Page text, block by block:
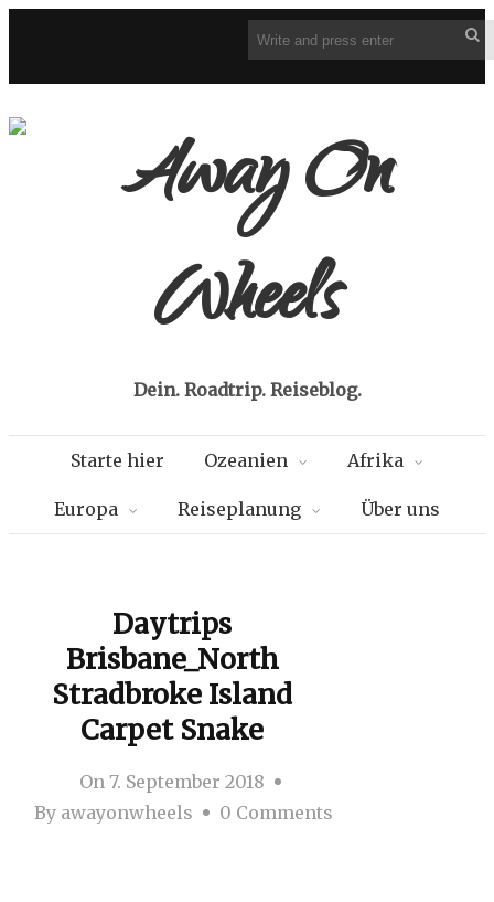
Dein. Roadtrip. Reiseblog.
Starte hier Ozeanien Afrika
Europa Reiseplanung Über uns
Daytrips
Brisbane_North
Stradbroke Island
Carpet Snake
On 7. September 2018
By awayonwheels 0 Comments